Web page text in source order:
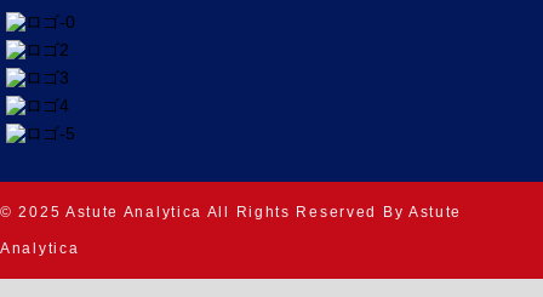
© 2025 Astute Analytica All Rights Reserved By Astute
Analytica